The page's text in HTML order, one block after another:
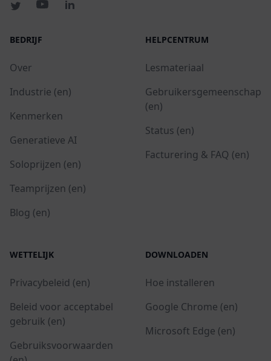
BEDRIJF
Over
Industrie (en)
Kenmerken
Generatieve AI
Soloprijzen (en)
Teamprijzen (en)
Blog (en)
HELPCENTRUM
Lesmateriaal
Gebruikersgemeenschap
(en)
Status (en)
Facturering & FAQ (en)
WETTELIJK
Privacybeleid (en)
Beleid voor acceptabel
gebruik (en)
Gebruiksvoorwaarden
DOWNLOADEN
Hoe installeren
Google Chrome (en)
Microsoft Edge (en)